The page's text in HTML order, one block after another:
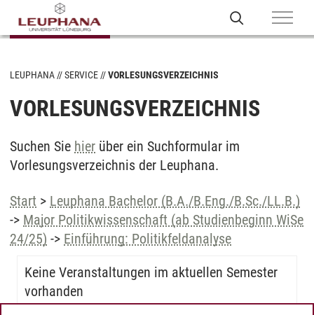
LEUPHANA SERVICE VORLESUNGSVERZEICHNIS
VORLESUNGSVERZEICHNIS
Suchen Sie hier über ein Suchformular im
Vorlesungsverzeichnis der Leuphana.
Start > Leuphana Bachelor (B.A./B.Eng./B.Sc./LL.B.)
-> Major Politikwissenschaft (ab Studienbeginn WiSe
24/25) -> Einführung: Politikfeldanalyse
Keine Veranstaltungen im aktuellen Semester
vorhanden